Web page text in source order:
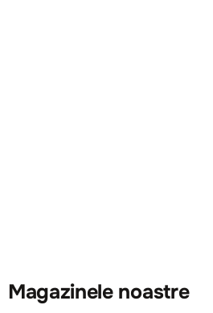
Magazinele noastre